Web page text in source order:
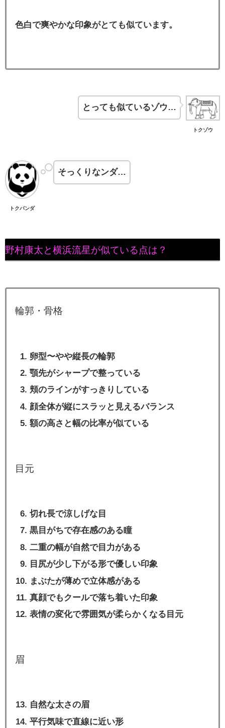
色白で爽やかな印象がとても似ています。
トクゾウ
とっても似ているゾウ…
トクパンダ
そっくりなンダ…
野村康太と横浜流星が似ている点は？
輪郭・骨格
卵型〜やや縦長の輪郭
顎先がシャープで整っている
頬のラインがすっきりしている
顔全体が縦にスラッと見えるバランス
額の高さと幅の比率が似ている
目元
切れ長で涼しげな目
黒目がちで存在感のある瞳
二重の幅が自然で目力がある
目尻が少し下がる形で優しい印象
まぶたが薄めで立体感がある
真顔でもクールで落ち着いた印象
表情の変化で雰囲気が柔らかくなる目元
眉
自然な太さの眉
平行気味で直線に近い形